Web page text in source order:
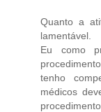
Quanto a
lamentável.
Eu como
tenho
médicos